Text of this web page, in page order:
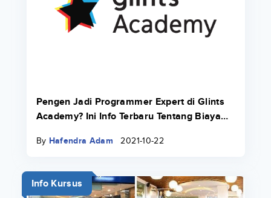
Pengen Jadi Programmer Expert di Glints
Academy? Ini Info Terbaru Tentang Biaya
By Hafendra Adam 2021-10-22
Info Kursus